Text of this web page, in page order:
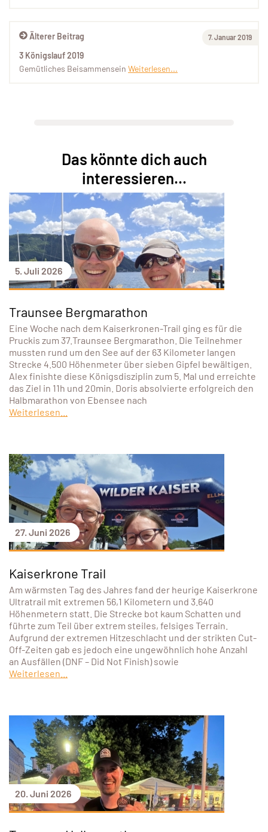
Älterer Beitrag 7. Januar 2019
3 Königslauf 2019
Gemütliches Beisammensein Weiterlesen...
Das könnte dich auch
interessieren...
5. Juli 2026
Traunsee Bergmarathon
Eine Woche nach dem Kaiserkronen-Trail ging es für die
Pruckis zum 37.Traunsee Bergmarathon. Die Teilnehmer
mussten rund um den See auf der 63 Kilometer langen
Strecke 4.500 Höhenmeter über sieben Gipfel bewältigen.
Alex finishte diese Königsdisziplin zum 5. Mal und erreichte
das Ziel in 11h und 20min. Doris absolvierte erfolgreich den
Halbmarathon von Ebensee nach
Weiterlesen...
27. Juni 2026
Kaiserkrone Trail
Am wärmsten Tag des Jahres fand der heurige Kaiserkrone
Ultratrail mit extremen 56,1 Kilometern und 3.640
Höhenmetern statt. Die Strecke bot kaum Schatten und
führte zum Teil über extrem steiles, felsiges Terrain.
Aufgrund der extremen Hitzeschlacht und der strikten Cut-
Off-Zeiten gab es jedoch eine ungewöhnlich hohe Anzahl
an Ausfällen (DNF – Did Not Finish) sowie
Weiterlesen...
20. Juni 2026